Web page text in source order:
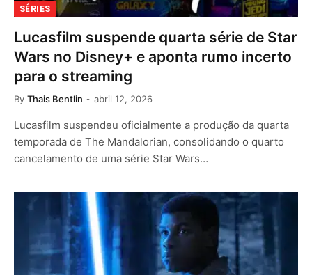
SÉRIES
Lucasfilm suspende quarta série de Star
Wars no Disney+ e aponta rumo incerto
para o streaming
By Thais Bentlin abril 12, 2026
Lucasfilm suspendeu oficialmente a produção da quarta
temporada de The Mandalorian, consolidando o quarto
cancelamento de uma série Star Wars…